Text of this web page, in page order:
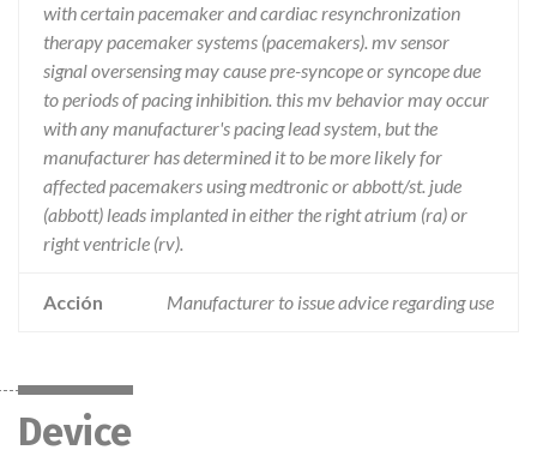
with certain pacemaker and cardiac resynchronization
therapy pacemaker systems (pacemakers). mv sensor
signal oversensing may cause pre-syncope or syncope due
to periods of pacing inhibition. this mv behavior may occur
with any manufacturer's pacing lead system, but the
manufacturer has determined it to be more likely for
affected pacemakers using medtronic or abbott/st. jude
(abbott) leads implanted in either the right atrium (ra) or
right ventricle (rv).
Acción Manufacturer to issue advice regarding use
Device